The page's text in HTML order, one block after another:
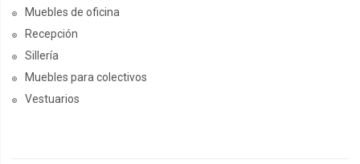
Muebles de oficina
Recepción
Sillería
Muebles para colectivos
Vestuarios